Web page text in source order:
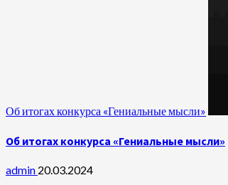
Об итогах конкурса «Гениальные мысли»
Об итогах конкурса «Гениальные мысли»
admin 20.03.2024